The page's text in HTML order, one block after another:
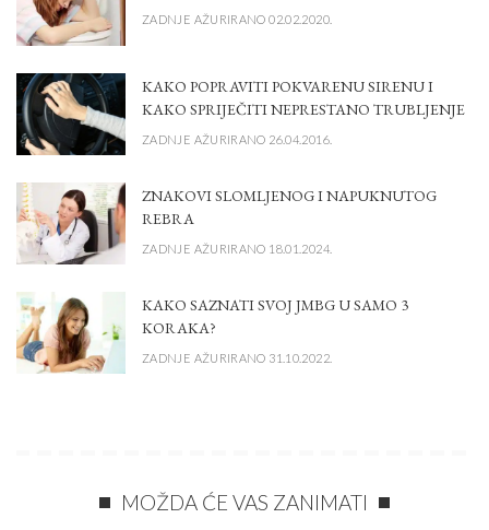
ZADNJE AŽURIRANO 02.02.2020.
KAKO POPRAVITI POKVARENU SIRENU I
KAKO SPRIJEČITI NEPRESTANO TRUBLJENJE
ZADNJE AŽURIRANO 26.04.2016.
ZNAKOVI SLOMLJENOG I NAPUKNUTOG
REBRA
ZADNJE AŽURIRANO 18.01.2024.
KAKO SAZNATI SVOJ JMBG U SAMO 3
KORAKA?
ZADNJE AŽURIRANO 31.10.2022.
MOŽDA ĆE VAS ZANIMATI